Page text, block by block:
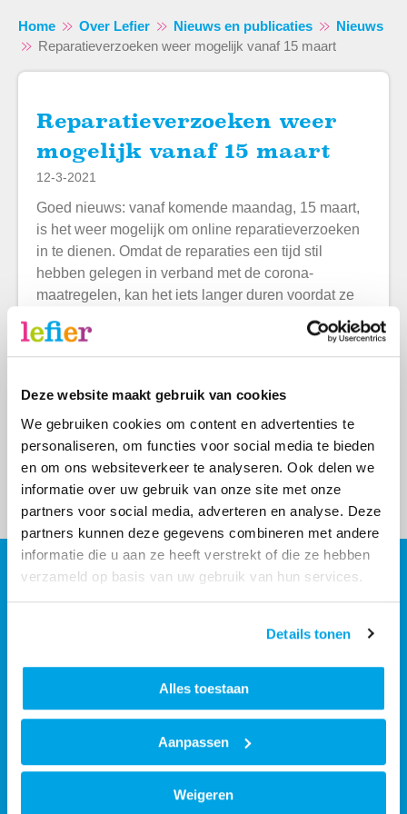
Deze website maakt gebruik van cookies
We gebruiken cookies om content en advertenties te
personaliseren, om functies voor social media te bieden
en om ons websiteverkeer te analyseren. Ook delen we
informatie over uw gebruik van onze site met onze
partners voor social media, adverteren en analyse. Deze
partners kunnen deze gegevens combineren met andere
informatie die u aan ze heeft verstrekt of die ze hebben
verzameld op basis van uw gebruik van hun services.
Details tonen
Alles toestaan
Aanpassen
Weigeren
Naar hoofdinhoud
Naar hoofdnavigatiemenu
Naar zoeken
Home Over Lefier Nieuws en publicaties
Nieuws
Reparatieverzoeken weer mogelijk vanaf 15 maart
Reparatieverzoeken weer
mogelijk vanaf 15 maart
12-3-2021
Goed nieuws: vanaf komende maandag, 15 maart,
is het weer mogelijk om online reparatieverzoeken
in te dienen. Omdat de reparaties een tijd stil
hebben gelegen in verband met de corona-
maatregelen, kan het iets langer duren voordat ze
Wij vragen hiervoor je begrip en komen zo snel
voeren!
Volgende
Overzicht
Vorige
Contactinformatie
Contact
Instagram